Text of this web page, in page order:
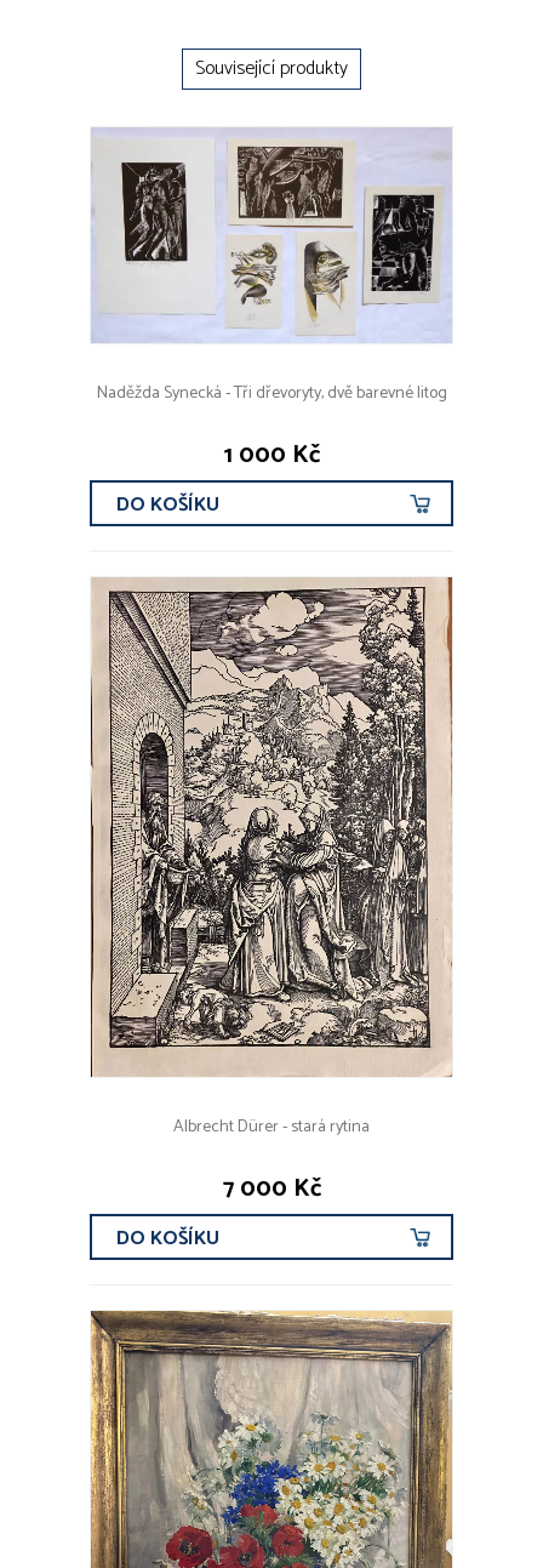
Související produkty
Naděžda Synecká - Tři dřevoryty, dvě barevné litog
1 000 Kč
DO KOŠÍKU
Albrecht Dürer - stará rytina
7 000 Kč
DO KOŠÍKU